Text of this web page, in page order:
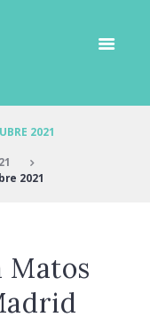
2021
2021
Matos